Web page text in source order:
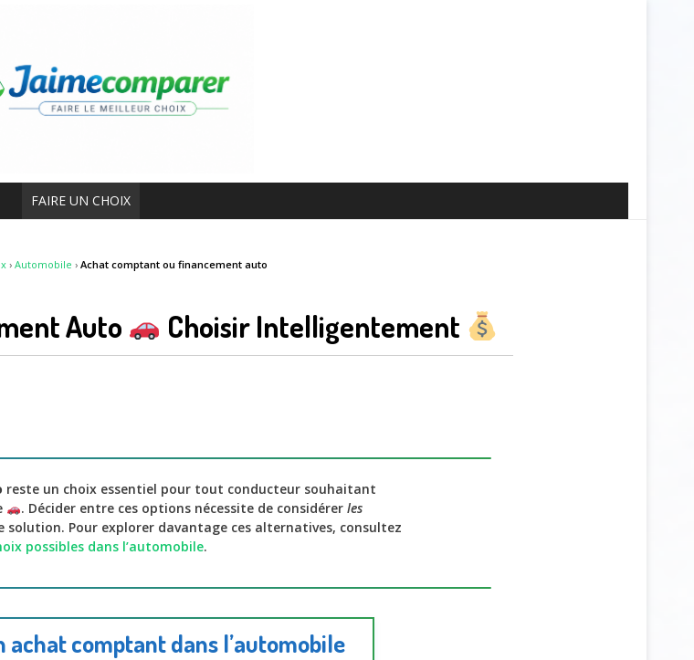
FAIRE UN CHOIX
› Automobile › Achat comptant ou financement auto
Auto Choisir Intelligentement
reste un choix essentiel pour tout conducteur souhaitant
. Décider entre ces options nécessite de considérer les
solution. Pour explorer davantage ces alternatives, consultez
possibles dans l’automobile.
achat comptant dans l’automobile